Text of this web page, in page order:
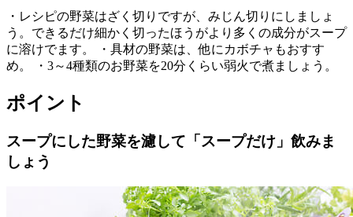
・レシピの野菜はざく切りですが、みじん切りにしましょ
う。できるだけ細かく切ったほうがより多くの成分がスープ
に溶けでます。 ・具材の野菜は、他にカボチャもおすす
め。 ・3～4種類のお野菜を20分くらい弱火で煮ましょう。
ポイント
スープにした野菜を濾して「スープだけ」飲みま
しょう